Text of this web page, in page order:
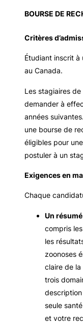
BOURSE DE
Critères
Étudiant inscrit à
au Canada.
Les stagiaires
demander à
années
une bourse de
éligibles pour
postuler à un
Exigences en
Chaque
Un
compris
les
zoonoses
claire de la
trois
description
seule
et votre